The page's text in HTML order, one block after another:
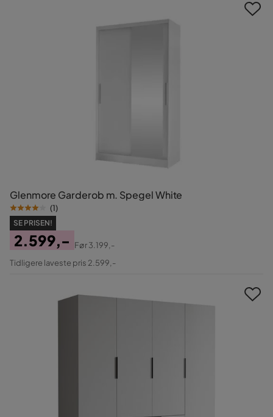
Glenmore Garderob m. Spegel White
(1)
SE PRISEN!
Pris
2.599,-
Original
Før3.199,-
Tidligere laveste pris 2.599,-